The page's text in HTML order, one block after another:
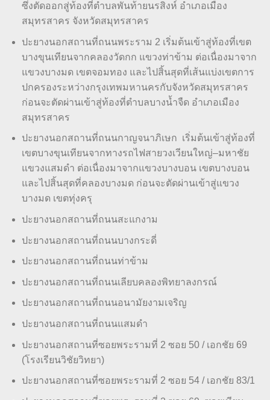
ซึ่งตัดออกสู่ท้องที่ตำบลพันท้ายนรสิงห์ อำเภอเมือง
สมุทรสาคร จังหวัดสมุทรสาคร
ปะยางนอกสถานที่ถนนพระราม 2 เริ่มต้นเข้าสู่ท้องที่เขต
บางขุนเทียนจากคลองวัดกก แขวงท่าข้าม ต่อเนื่องมาจาก
แขวงบางมด เขตจอมทอง และไปสิ้นสุดที่เส้นแบ่งเขตการ
ปกครองระหว่างกรุงเทพมหานครกับจังหวัดสมุทรสาคร
ก่อนจะตัดผ่านเข้าสู่ท้องที่ตำบลบางน้ำจืด อำเภอเมือง
สมุทรสาคร
ปะยางนอกสถานที่ถนนกาญจนาภิเษก เริ่มต้นเข้าสู่ท้องที่
เขตบางขุนเทียนจากทางรถไฟสายวงเวียนใหญ่–มหาชัย
แขวงแสมดำ ต่อเนื่องมาจากแขวงบางบอน เขตบางบอน
และไปสิ้นสุดที่คลองบางมด ก่อนจะตัดผ่านเข้าสู่แขวง
บางมด เขตทุ่งครุ
ปะยางนอกสถานที่ถนนสะแกงาม
ปะยางนอกสถานที่ถนนบางกระดี่
ปะยางนอกสถานที่ถนนท่าข้าม
ปะยางนอกสถานที่ถนนเลียบคลองพิทยาลงกรณ์
ปะยางนอกสถานที่ถนนอนามัยงามเจริญ
ปะยางนอกสถานที่ถนนแสมดำ
ปะยางนอกสถานที่ซอยพระรามที่ 2 ซอย 50 / เอกชัย 69
(โรงเรียนวิชัยวิทยา)
ปะยางนอกสถานที่ซอยพระรามที่ 2 ซอย 54 / เอกชัย 83/1